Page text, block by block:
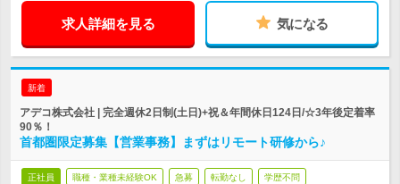
求人詳細を見る 気になる
新着
アデコ株式会社 | 完全週休2日制(土日)+祝＆年間休日124日/☆3年後定着率
90％！
首都圏限定募集【営業事務】まずはリモート研修から♪
正社員 職種・業種未経験OK 急募 転勤なし 学歴不問